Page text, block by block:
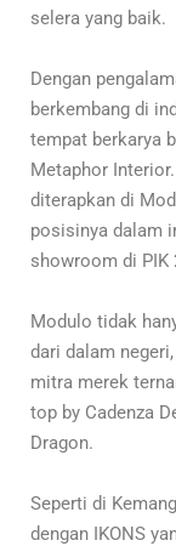
selera yang baik.
Dengan
berkembang di
tempat berkarya
Metaphor
diterapkan di
posisinya dalam
showroom di PIK
Modulo tidak
dari dalam
mitra merek
top by Cadenza
Dragon.
Seperti di
dengan IKONS